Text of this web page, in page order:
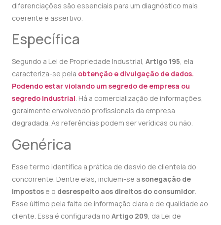
diferenciações são essenciais para um diagnóstico mais
coerente e assertivo.
Específica
Segundo a Lei de Propriedade Industrial, Artigo 195, ela
caracteriza-se pela obtenção e divulgação de dados.
Podendo estar violando um segredo de empresa ou
segredo industrial. Há a comercialização de informações,
geralmente envolvendo profissionais da empresa
degradada. As referências podem ser verídicas ou não.
Genérica
Esse termo identifica a prática de desvio de clientela do
concorrente. Dentre elas, incluem-se a sonegação de
impostos e o desrespeito aos direitos do consumidor
Esse último pela falta de informação clara e de qualidade ao
cliente. Essa é configurada no Artigo 209 , da Lei de